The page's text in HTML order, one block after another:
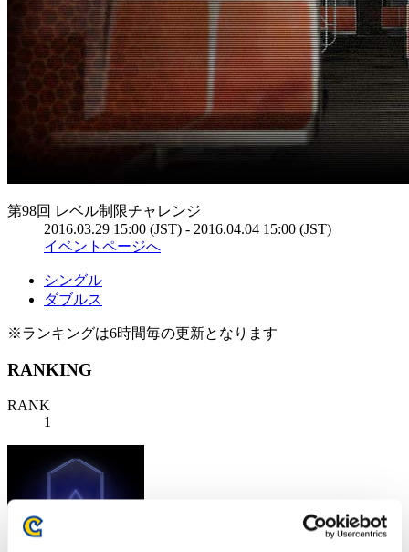
第98回 レベル制限チャレンジ
2016.03.29 15:00 (JST) - 2016.04.04 15:00 (JST)
イベントページへ
シングル
ダブルス
※ランキングは6時間毎の更新となります
RANKING
RANK
1